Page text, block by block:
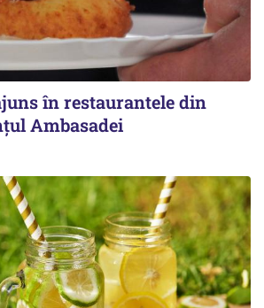
în restaurantele din
Ambasadei